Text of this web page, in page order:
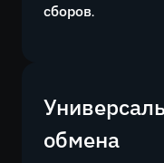
сборов.
обмена